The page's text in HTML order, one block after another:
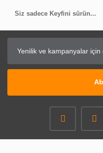
Siz sadece Keyfini sürün...